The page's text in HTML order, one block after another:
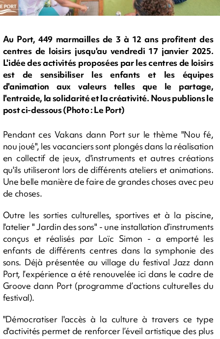
Au Port, 449 marmailles de 3 à 12 ans profitent des
centres de loisirs jusqu'au vendredi 17 janvier 2025.
L'idée des activités proposées par les centres de loisirs
est de sensibiliser les enfants et les équipes
d'animation aux valeurs telles que le partage,
l'entraide, la solidarité et la créativité. Nous publions le
post ci-dessous (Photo : Le Port)
Pendant ces Vakans dann Port sur le thème "Nou fé,
nou joué", les vacanciers sont plongés dans la réalisation
en collectif de jeux, d'instruments et autres créations
qu'ils utiliseront lors de différents ateliers et animations.
Une belle manière de faire de grandes choses avec peu
de choses.
Outre les sorties culturelles, sportives et à la piscine,
l'atelier " Jardin des sons" - une installation d’instruments
conçus et réalisés par Loïc Simon - a emporté les
enfants de différents centres dans la symphonie des
sons. Déjà présentée au village du festival Jazz dann
Port, l’expérience a été renouvelée ici dans le cadre de
Groove dann Port (programme d’actions culturelles du
festival).
"Démocratiser l'accès à la culture à travers ce type
d'activités permet de renforcer l’éveil artistique des plus